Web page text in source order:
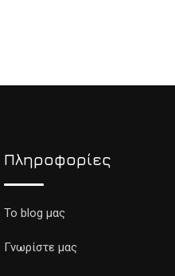
Πληροφορίες
To blog μας
Γνωρίστε μας